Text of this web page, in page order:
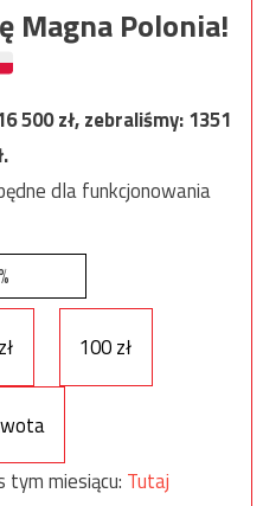
Magna Polonia!
500zł, zebraliśmy:1351
dla funkcjonowania
100 zł
tym miesiącu: Tutaj